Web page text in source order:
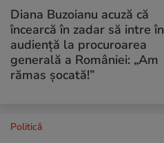
Diana Buzoianu acuză că
încearcă în zadar să intre în
audiență la procuroarea
generală a României: „Am
rămas șocată!”
Politică